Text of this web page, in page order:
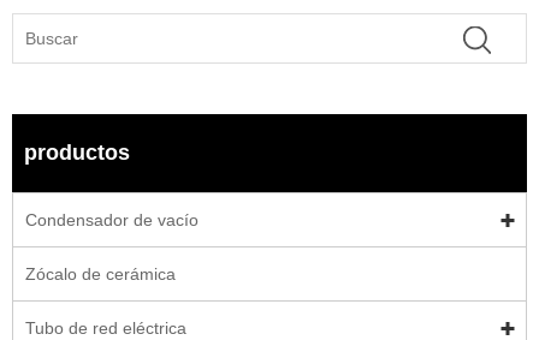
productos
Condensador de vacío
Zócalo de cerámica
Tubo de red eléctrica